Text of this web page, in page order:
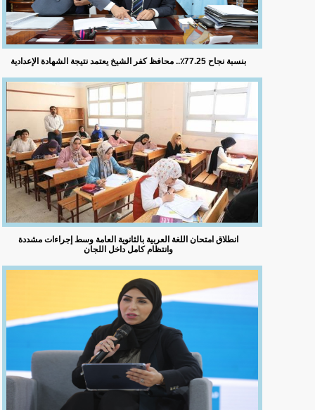
بنسبة نجاح 77.25٪؜.. محافظ كفر الشيخ يعتمد نتيجة الشهادة الإعدادية
انطلاق امتحان اللغة العربية بالثانوية العامة وسط إجراءات مشددة
وانتظام كامل داخل اللجان